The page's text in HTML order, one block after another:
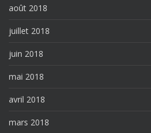
août 2018
juillet 2018
juin 2018
mai 2018
avril 2018
mars 2018